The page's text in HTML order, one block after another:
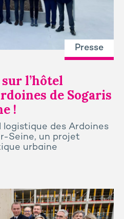
Presse
l’hôtel
de Sogaris
!
logistique des Ardoines
Seine, un projet
urbaine